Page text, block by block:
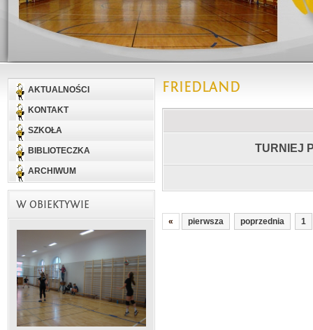
FRIEDLAND
TURNIEJ
« pierwsza poprzednia 1
AKTUALNOŚCI
KONTAKT
SZKOŁA
BIBLIOTECZKA
ARCHIWUM
W OBIEKTYWIE